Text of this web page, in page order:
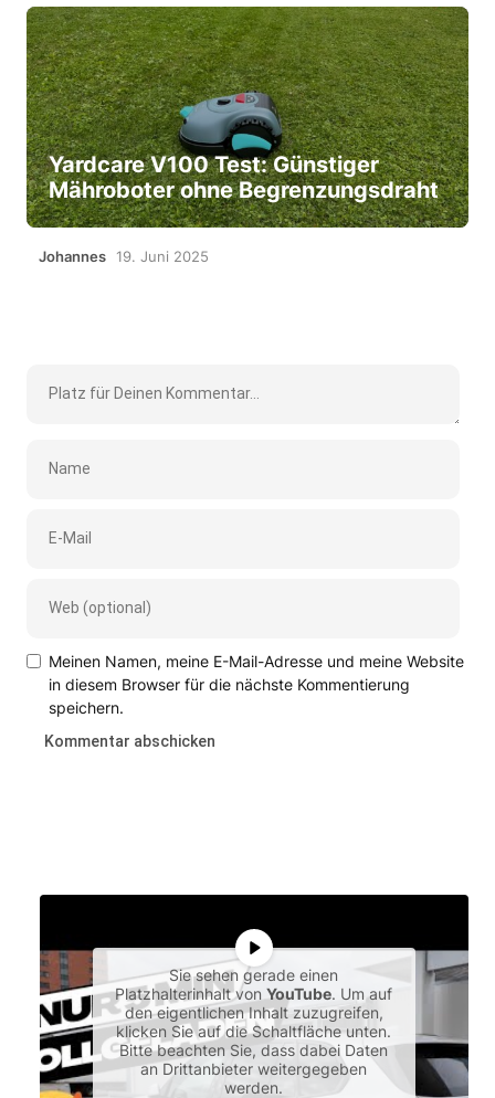
Yardcare V100 Test: Günstiger
Mähroboter ohne Begrenzungsdraht
Johannes 19. Juni 2025
Meinen Namen, meine E-Mail-Adresse und meine Website
in diesem Browser für die nächste Kommentierung
speichern.
Sie sehen gerade einen
Platzhalterinhalt vonYouTube. Um auf
den eigentlichen Inhalt zuzugreifen,
klicken Sie auf die Schaltfläche unten.
Bitte beachten Sie, dass dabei Daten
an Drittanbieter weitergegeben
werden.